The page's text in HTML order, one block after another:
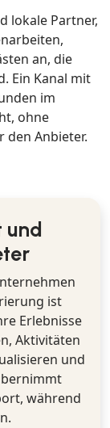
lokale Partner,
an, die
Ein Kanal mit
im
ohne
den Anbieter.
und
ist
Erlebnisse
Aktivitäten
und
während